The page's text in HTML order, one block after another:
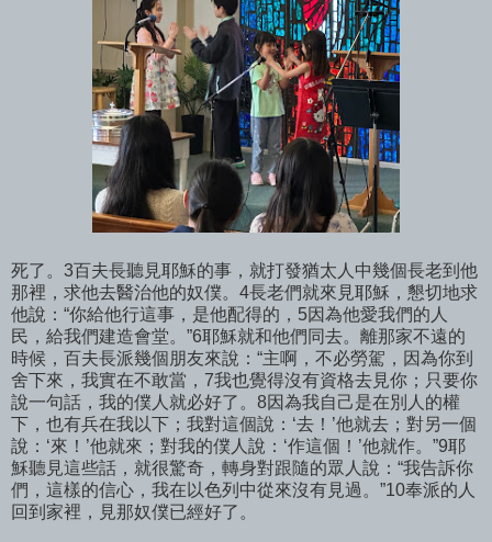
死了。3百夫長聽見耶穌的事，就打發猶太人中幾個長老到他
那裡，求他去醫治他的奴僕。4長老們就來見耶穌，懇切地求
他說：“你給他行這事，是他配得的，5因為他愛我們的人
民，給我們建造會堂。”6耶穌就和他們同去。離那家不遠的
時候，百夫長派幾個朋友來說：“主啊，不必勞駕，因為你到
舍下來，我實在不敢當，7我也覺得沒有資格去見你；只要你
說一句話，我的僕人就必好了。8因為我自己是在別人的權
下，也有兵在我以下；我對這個說：‘去！’他就去；對另一個
說：‘來！’他就來；對我的僕人說：‘作這個！’他就作。”9耶
穌聽見這些話，就很驚奇，轉身對跟隨的眾人說：“我告訴你
們，這樣的信心，我在以色列中從來沒有見過。”10奉派的人
回到家裡，見那奴僕已經好了。